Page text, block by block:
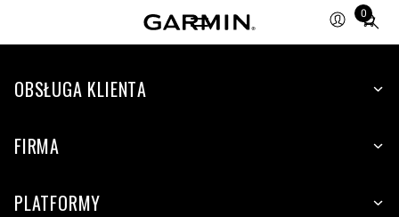
0
Total
items
cart:
OBSŁUGA KLIENTA
FIRMA
PLATFORMY